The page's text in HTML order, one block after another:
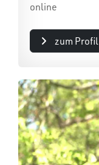
online
zum Profil